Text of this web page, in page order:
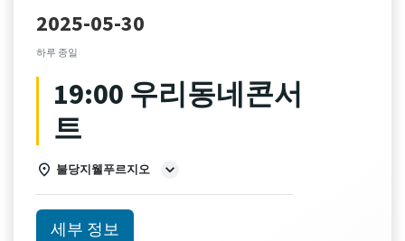
2025-05-30
하루 종일
19:00 우리동네콘서
트
불당지웰푸르지오
세부 정보